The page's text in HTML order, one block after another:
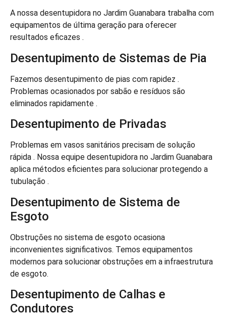
A nossa desentupidora no Jardim Guanabara trabalha com
equipamentos de última geração para oferecer
resultados eficazes .
Desentupimento de Sistemas de Pia
Fazemos desentupimento de pias com rapidez .
Problemas ocasionados por sabão e resíduos são
eliminados rapidamente .
Desentupimento de Privadas
Problemas em vasos sanitários precisam de solução
rápida . Nossa equipe desentupidora no Jardim Guanabara
aplica métodos eficientes para solucionar protegendo a
tubulação .
Desentupimento de Sistema de
Esgoto
Obstruções no sistema de esgoto ocasiona
inconvenientes significativos. Temos equipamentos
modernos para solucionar obstruções em a infraestrutura
de esgoto.
Desentupimento de Calhas e
Condutores